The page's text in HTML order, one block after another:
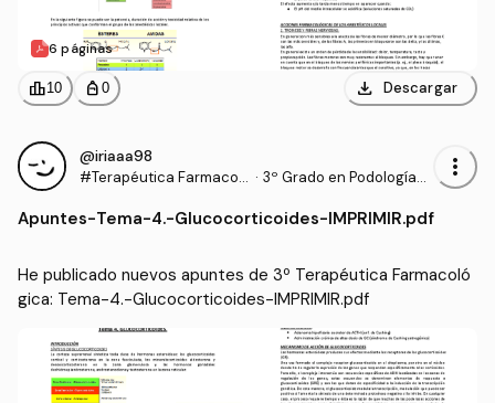
6 páginas
leaderboard10 personal_bag 0 download Descargar
@iriaaa98
#Terapéutica Farmacol
· 3º Grado en Podología
more_vert
Apuntes-Tema-4.-Glucocorticoides-IMPRIMIR.pdf
He publicado nuevos apuntes de 3º Terapéutica Farmacoló
gica: Tema-4.-Glucocorticoides-IMPRIMIR.pdf